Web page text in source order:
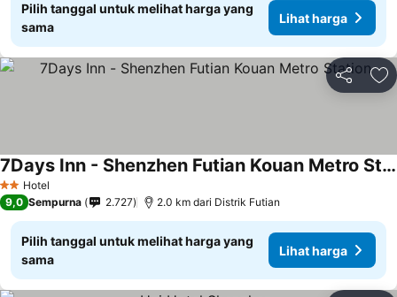
Pilih tanggal untuk melihat harga yang
sama
Lihat harga
Bagikan
2 Bintang
Hotel
7Days Inn - Shenzhen Futian Kouan Metro Station
Lihat harga
9,0 Sempurna 2.727 2.0 km dari Distrik Futian
Pilih tanggal untuk melihat harga yang
sama
Lihat harga